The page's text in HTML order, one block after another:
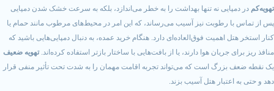
نه تنها بهداشت را به خطر می‌اندازد، بلکه به سرعت خشک شدن دمپایی
نیز آسیب می‌رساند، که این امر در محیط‌های مرطوب مانند حمام یا
فوق‌العاده‌ای دارد. هنگام خرید عمده، به دنبال دمپایی‌هایی باشید که
هوا دارند، یا از بافت‌هایی با ساختار بازتر استفاده کرده‌اند.تهویه ضعیف
است که می‌تواند تجربه اقامت مهمان را به شدت تحت تأثیر منفی قرار
هتل آسیب بزند.